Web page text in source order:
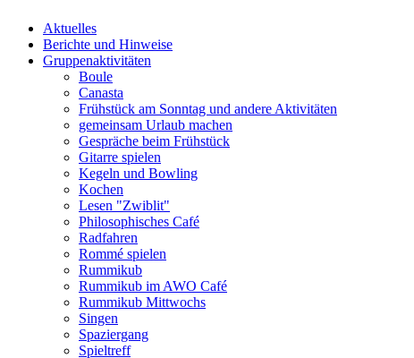
Aktuelles
Berichte und Hinweise
Gruppenaktivitäten
Boule
Canasta
Frühstück am Sonntag und andere Aktivitäten
gemeinsam Urlaub machen
Gespräche beim Frühstück
Gitarre spielen
Kegeln und Bowling
Kochen
Lesen "Zwiblit"
Philosophisches Café
Radfahren
Rommé spielen
Rummikub
Rummikub im AWO Café
Rummikub Mittwochs
Singen
Spaziergang
Spieltreff